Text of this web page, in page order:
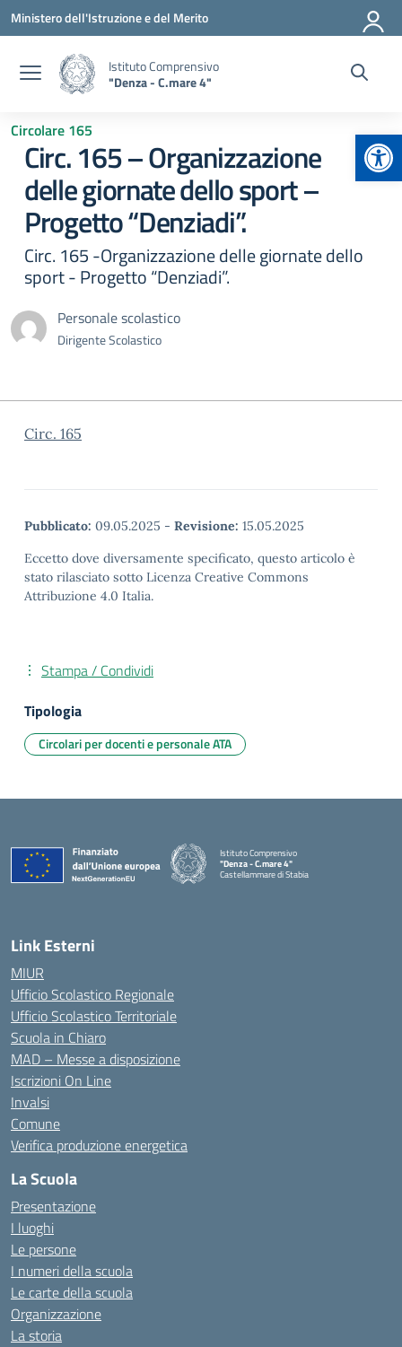
Vai ai contenuti
Vai al menu di navigazione
Vai al footer
Ministero dell'Istruzione e del Merito
Istituto Comprensivo
"Denza - C.mare 4"
Circolare 165
Circ. 165 – Organizzazione
delle giornate dello sport –
Progetto “Denziadi”.
Circ. 165 -Organizzazione delle giornate dello
sport - Progetto “Denziadi”.
Personale scolastico
Dirigente Scolastico
Circ. 165
Pubblicato: 09.05.2025 - Revisione: 15.05.2025
Eccetto dove diversamente specificato, questo articolo è
stato rilasciato sotto Licenza Creative Commons
Attribuzione 4.0 Italia.
Stampa / Condividi
Tipologia
Circolari per docenti e personale ATA
Istituto Comprensivo
"Denza - C.mare 4"
Castellammare di Stabia
Link Esterni
MIUR
Ufficio Scolastico Regionale
Ufficio Scolastico Territoriale
Scuola in Chiaro
MAD – Messe a disposizione
Iscrizioni On Line
Invalsi
Comune
Verifica produzione energetica
La Scuola
Presentazione
I luoghi
Le persone
I numeri della scuola
Le carte della scuola
Organizzazione
La storia